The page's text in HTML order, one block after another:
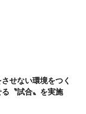
せない環境をつく
〝試合〟を実施